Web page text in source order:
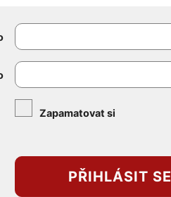
Zapamatovat si
PŘIHLÁSIT SE